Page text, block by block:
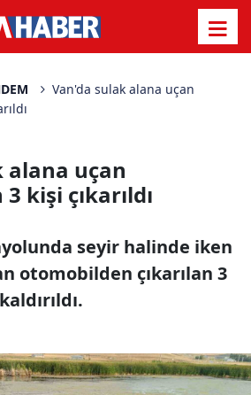
Van'da sulak alana uçan
alana uçan
kişi çıkarıldı
seyir halinde iken
otomobilden çıkarılan 3